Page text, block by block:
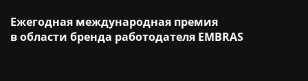
Ежегодная международная премия
в области бренда работодателя EMBRAS